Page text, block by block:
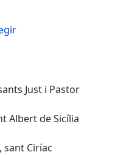
Just i Pastor
Albert de Sicília
sant Ciríac